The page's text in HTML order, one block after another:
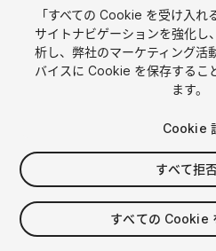
1 /9
$9.99
消費税は決済時に計算されます
「すべての Cookie を受け入れ
サイトナビゲーションを強化し
析し、弊社のマーケティング活
バイスに Cookie を保存するこ
ます。
Cookie
すべて拒
すべての Cookie